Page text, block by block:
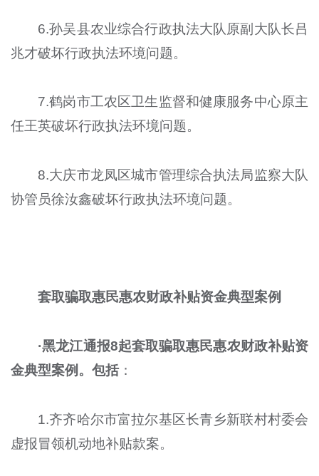
6.孙吴县农业综合行政执法大队原副大队长吕
兆才破坏行政执法环境问题。
7.鹤岗市工农区卫生监督和健康服务中心原主
任王英破坏行政执法环境问题。
8.大庆市龙凤区城市管理综合执法局监察大队
协管员徐汝鑫破坏行政执法环境问题。
套取骗取惠民惠农财政补贴资金典型案例
·黑龙江通报8起套取骗取惠民惠农财政补贴资
金典型案例。包括：
1.齐齐哈尔市富拉尔基区长青乡新联村村委会
虚报冒领机动地补贴款案。